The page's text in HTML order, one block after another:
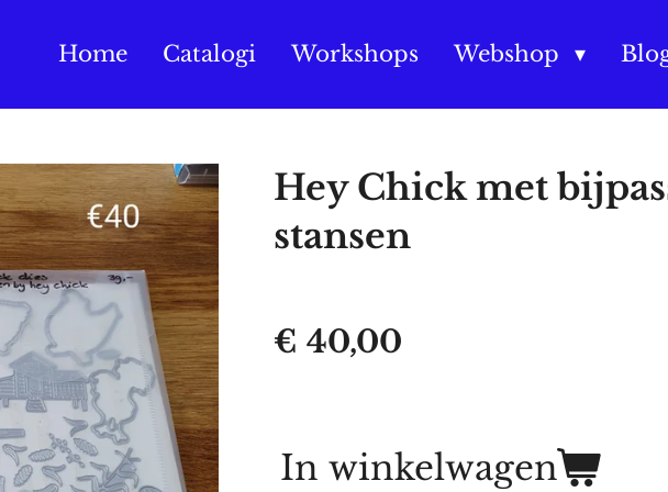
Home Catalogi Workshops Webshop
Hey Chick met
stansen
€ 40,00
In winkelwagen